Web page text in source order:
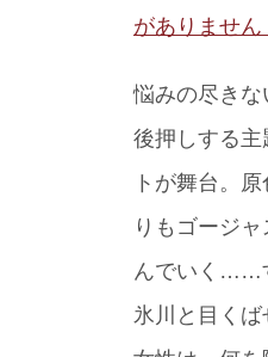
がありませ
悩みの尽きな
後押しする
トが舞台。
りもゴージャ
んでいく……
氷川と目く